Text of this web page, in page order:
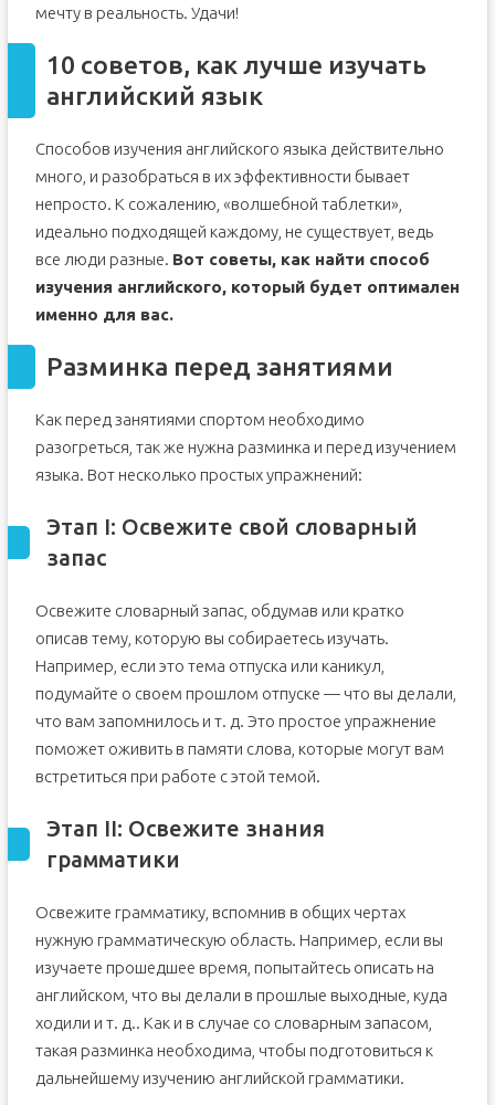
мечту в реальность. Удачи!
10 советов, как лучше изучать
английский язык
Способов изучения английского языка действительно
много, и разобраться в их эффективности бывает
непросто. К сожалению, «волшебной таблетки»,
идеально подходящей каждому, не существует, ведь
все люди разные. Вот советы, как найти способ
изучения английского, который будет оптимален
именно для вас.
Разминка перед занятиями
Как перед занятиями спортом необходимо
разогреться, так же нужна разминка и перед изучением
языка. Вот несколько простых упражнений:
Этап I: Освежите свой словарный
запас
Освежите словарный запас, обдумав или кратко
описав тему, которую вы собираетесь изучать.
Например, если это тема отпуска или каникул,
подумайте о своем прошлом отпуске — что вы делали,
что вам запомнилось и т. д. Это простое упражнение
поможет оживить в памяти слова, которые могут вам
встретиться при работе с этой темой.
Этап II: Освежите знания
грамматики
Освежите грамматику, вспомнив в общих чертах
нужную грамматическую область. Например, если вы
изучаете прошедшее время, попытайтесь описать на
английском, что вы делали в прошлые выходные, куда
ходили и т. д.. Как и в случае со словарным запасом,
такая разминка необходима, чтобы подготовиться к
дальнейшему изучению английской грамматики.